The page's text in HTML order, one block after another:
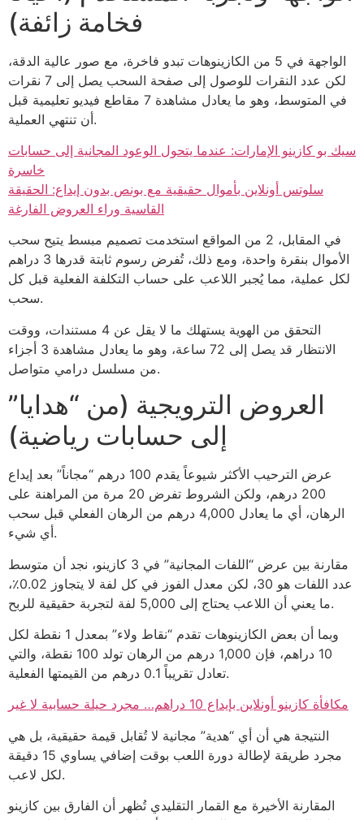
فخامة زائفة)
الواجهة في 5 من الكازينوهات تبدو فاخرة، مع صور عالية الدقة،
لكن عدد النقرات للوصول إلى صفحة السحب يصل إلى 7 نقرات
في المتوسط، وهو ما يعادل مشاهدة 7 مقاطع فيديو تعليمية قبل
أن تنتهي العملية.
سيك بو كازينو الإمارات: عندما يتحول الوعود المجانية إلى حسابات
خاسرة
سلوتس أونلاين بأموال حقيقية مع بونص بدون إيداع: الحقيقة
القاسية وراء العروض الفارغة
في المقابل، 2 من المواقع استخدمت تصميم مبسط يتيح سحب
الأموال بنقرة واحدة، ومع ذلك، تُفرض رسوم ثابتة قدرها 3 دراهم
لكل عملية، مما يُجبر اللاعب على حساب التكلفة الفعلية قبل كل
سحب.
التحقق من الهوية يستهلك ما لا يقل عن 4 مستندات، ووقت
الانتظار قد يصل إلى 72 ساعة، وهو ما يعادل مشاهدة 3 أجزاء
من مسلسل درامي متواصل.
العروض الترويجية (من “هدايا”
إلى حسابات رياضية)
عرض الترحيب الأكثر شيوعاً يقدم 100 درهم “مجاناً” بعد إيداع
200 درهم، ولكن الشروط تفرض 20 مرة من المراهنة على
الرهان، أي ما يعادل 4,000 درهم من الرهان الفعلي قبل سحب
أي شيء.
مقارنة بين عرض “اللفات المجانية” في 3 كازينو، نجد أن متوسط
عدد اللفات هو 30، لكن معدل الفوز في كل لفة لا يتجاوز 0.02٪،
ما يعني أن اللاعب يحتاج إلى 5,000 لفة لتجربة حقيقية للربح.
وبما أن بعض الكازينوهات تقدم “نقاط ولاء” بمعدل 1 نقطة لكل
10 دراهم، فإن 1,000 درهم من الرهان تولد 100 نقطة، والتي
تعادل تقريباً 0.1 درهم من القيمتها الفعلية.
مكافأة كازينو أونلاين بإيداع 10 دراهم… مجرد حيلة حسابية لا غير
النتيجة هي أن أي “هدية” مجانية لا تُقابل قيمة حقيقية، بل هي
مجرد طريقة لإطالة دورة اللعب بوقت إضافي يساوي 15 دقيقة
لكل لاعب.
المقارنة الأخيرة مع القمار التقليدي تُظهر أن الفارق بين كازينو